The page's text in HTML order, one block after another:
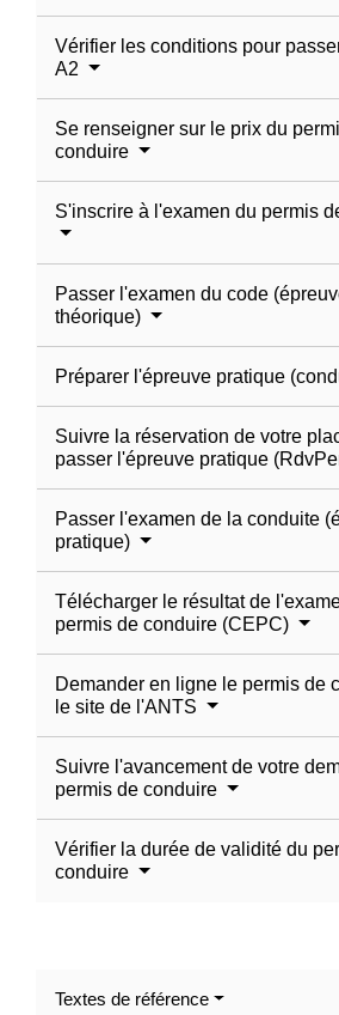
Vérifier les conditions pour
A2
Se renseigner sur le prix du
conduire
S'inscrire à l'examen du permis
Passer l'examen du code
théorique)
Préparer l'épreuve pratique
Suivre la réservation de votre
passer l'épreuve pratique
Passer l'examen de la conduite
pratique)
Télécharger le résultat de
permis de conduire (CEPC)
Demander en ligne le permis de
le site de l'ANTS
Suivre l'avancement de votre
permis de conduire
Vérifier la durée de validité du
conduire
Textes de référence